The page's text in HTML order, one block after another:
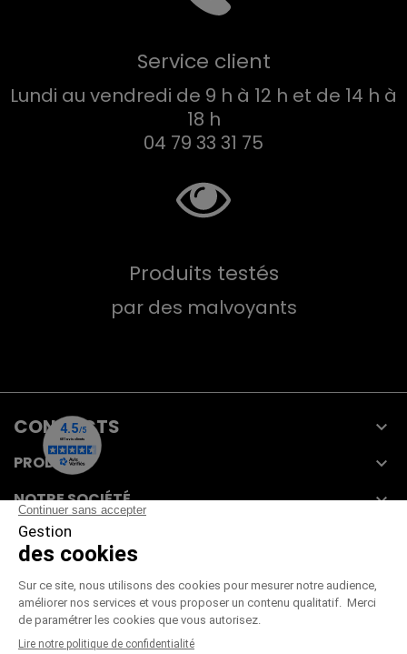
Service client
Lundi au vendredi de 9 h à 12 h et de 14 h à
18 h
04 79 33 31 75
Produits testés
par des malvoyants
CONTACTS 
PRODUITS 
NOTRE SOCIÉTÉ 
VOTRE COMPTE
CGV|CGU |Mentions légales